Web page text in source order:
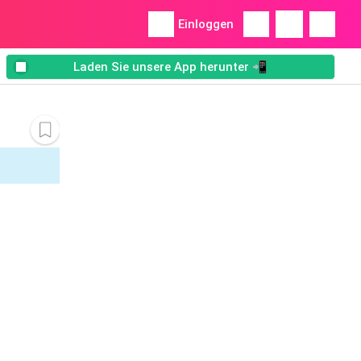
Einloggen
Laden Sie unsere App herunter 📲